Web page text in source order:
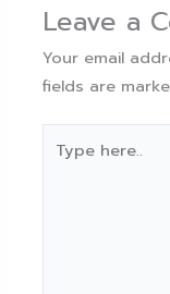
Leave a
Your email
fields are
here..